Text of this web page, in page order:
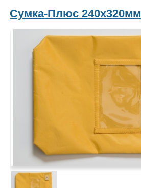
Сумка-Плюс 240х320мм